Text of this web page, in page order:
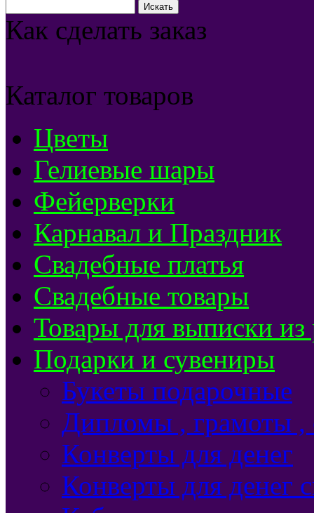
Как сделать заказ
Каталог товаров
Цветы
Гелиевые шары
Фейерверки
Карнавал и Праздник
Свадебные платья
Свадебные товары
Товары для выписки из
Подарки и сувениры
Букеты подарочные
Дипломы , грамоты ,
Конверты для денег
Конверты для денег